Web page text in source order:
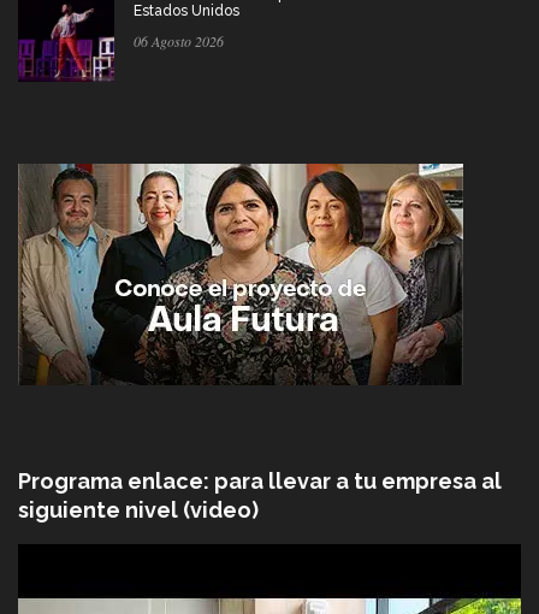
Estados Unidos
06 Agosto 2026
Programa enlace: para llevar a tu empresa al
siguiente nivel (video)